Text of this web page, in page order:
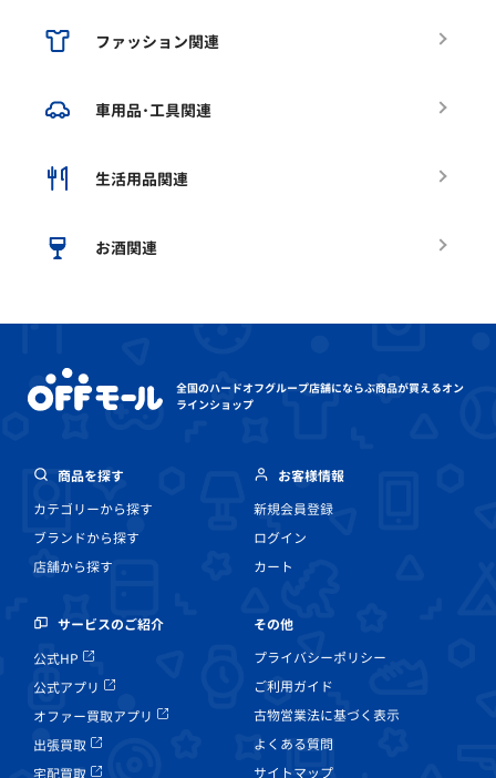
ファッション関連
車用品･工具関連
生活用品関連
お酒関連
全国のハードオフグループ店舗にならぶ商品が買えるオン
ラインショップ
商品を探す
カテゴリーから探す
ブランドから探す
店舗から探す
お客様情報
新規会員登録
ログイン
カート
サービスのご紹介
公式HP
公式アプリ
オファー買取アプリ
出張買取
宅配買取
その他
プライバシーポリシー
ご利用ガイド
古物営業法に基づく表示
よくある質問
サイトマップ